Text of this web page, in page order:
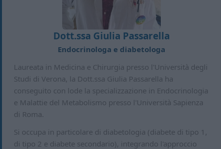
Dott.ssa Giulia Passarella
Endocrinologa e diabetologa
Laureata in Medicina e Chirurgia presso l'Università degli
Studi di Verona, la Dott.ssa Giulia Passarella ha
conseguito con lode la specializzazione in Endocrinologia
e Malattie del Metabolismo presso l'Università Sapienza
di Roma.
Si occupa in particolare di diabetologia (diabete di tipo 1,
di tipo 2 e diabete secondario), integrando l'approccio